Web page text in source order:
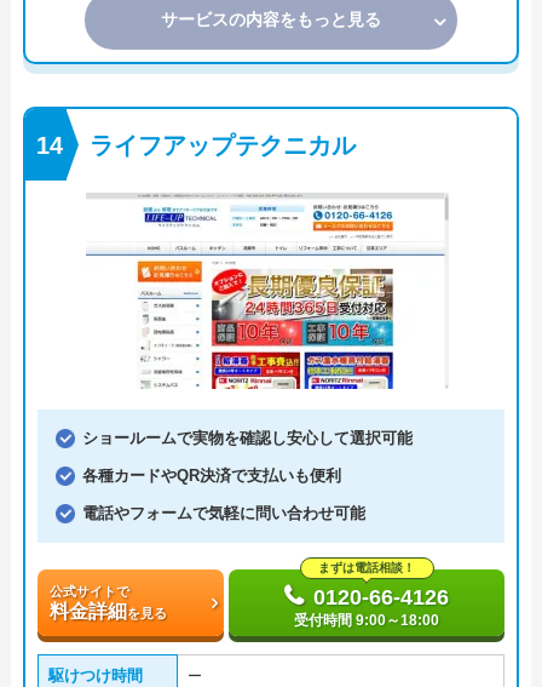
サービスの内容をもっと見る
ライフアップテクニカル
ショールームで実物を確認し安心して選択可能
各種カードやQR決済で支払いも便利
電話やフォームで気軽に問い合わせ可能
公式サイトで
料金詳細を見る
まずは電話相談！
0120-66-4126
受付時間 9:00～18:00
駆けつけ時間 ー